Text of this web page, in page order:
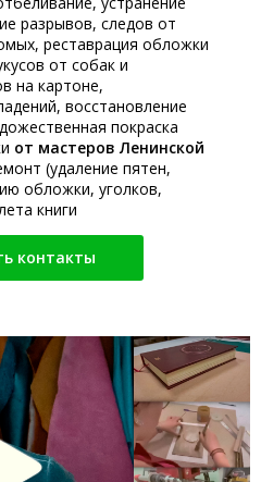
разрывов, следов от
реставрация обложки
от собак и
на картоне,
восстановление
покраска
от мастеров Ленинской
(удаление пятен,
обложки, уголков,
книги
контакты